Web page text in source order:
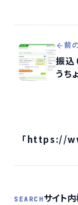
前
振込
うち
「https://
SEARCHサイト